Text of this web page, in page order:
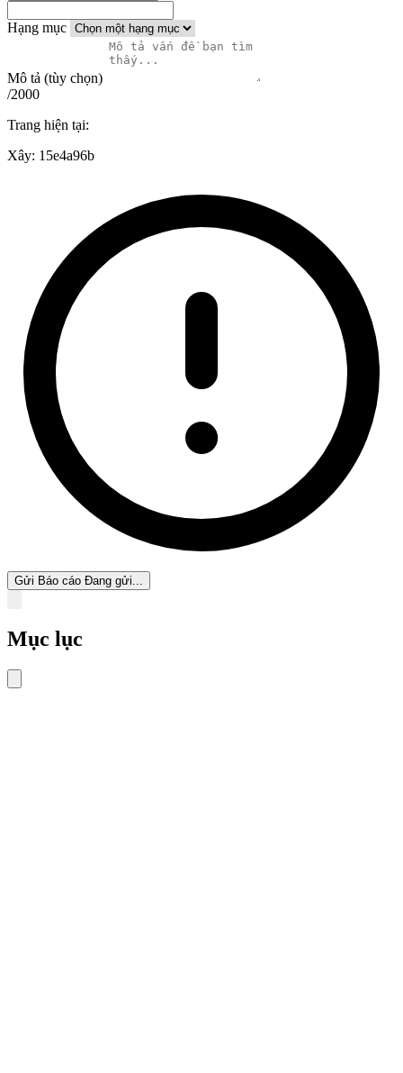
Hạng mục
Mô tả (tùy chọn)
/2000
Trang hiện tại:
Xây: 15e4a96b
Gửi Báo cáo Đang gửi...
Mục lục